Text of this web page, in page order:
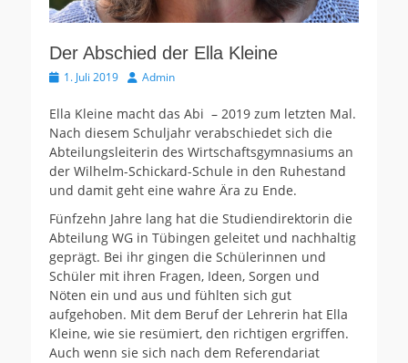
Der Abschied der Ella Kleine
Veröffentlicht
1. Juli 2019 AutorAdmin
Ella Kleine macht das Abi – 2019 zum letzten Mal.
Nach diesem Schuljahr verabschiedet sich die
Abteilungsleiterin des Wirtschaftsgymnasiums an
der Wilhelm-Schickard-Schule in den Ruhestand
und damit geht eine wahre Ära zu Ende.
Fünfzehn Jahre lang hat die Studiendirektorin die
Abteilung WG in Tübingen geleitet und nachhaltig
geprägt. Bei ihr gingen die Schülerinnen und
Schüler mit ihren Fragen, Ideen, Sorgen und
Nöten ein und aus und fühlten sich gut
aufgehoben. Mit dem Beruf der Lehrerin hat Ella
Kleine, wie sie resümiert, den richtigen ergriffen.
Auch wenn sie sich nach dem Referendariat